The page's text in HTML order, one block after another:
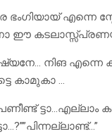
ഭംഗിയായ്
ഈ
നിങ എന്നെ
കാമുകാ …
ട്ടാ…എല്ലാം